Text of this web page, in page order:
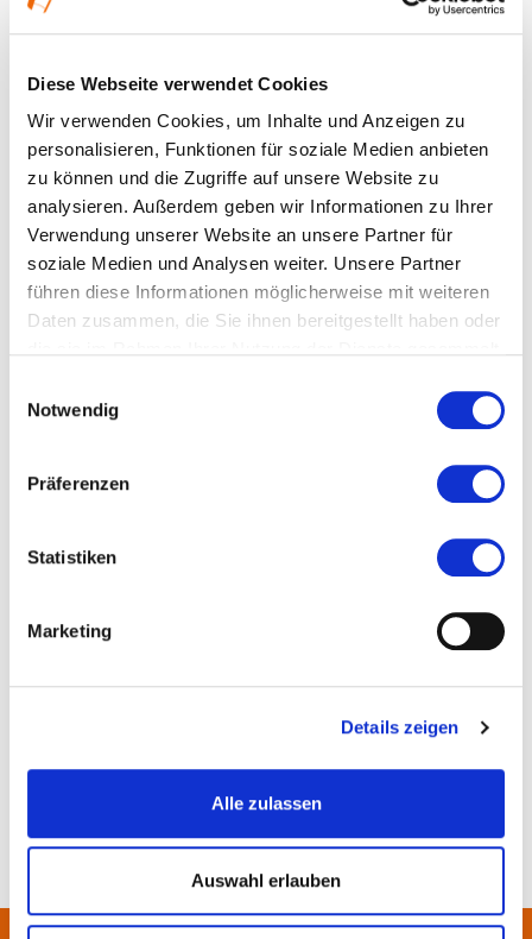
Diese Webseite verwendet Cookies
Wir verwenden Cookies, um Inhalte und Anzeigen zu
personalisieren, Funktionen für soziale Medien anbieten
zu können und die Zugriffe auf unsere Website zu
analysieren. Außerdem geben wir Informationen zu Ihrer
Verwendung unserer Website an unsere Partner für
soziale Medien und Analysen weiter. Unsere Partner
führen diese Informationen möglicherweise mit weiteren
Daten zusammen, die Sie ihnen bereitgestellt haben oder
Notwendig
Präferenzen
Statistiken
Marketing
Details zeigen
Alle zulassen
Auswahl erlauben
Anspach
Kosten und Anmeldung
Ort und Anfahrt
Veranstaltet von